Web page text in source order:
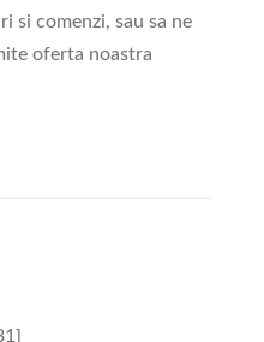
si comenzi, sau sa ne
oferta noastra